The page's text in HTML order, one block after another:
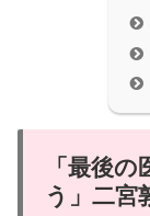
「最後
う」二宮